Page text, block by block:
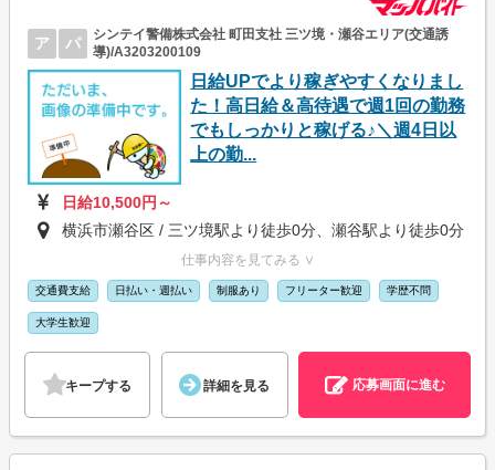
ア パ
シンテイ警備株式会社 町田支社 三ツ境・瀬谷エリア(交通誘
導)/A3203200109
日給UPでより稼ぎやすくなりまし
た！高日給＆高待遇で週1回の勤務
でもしっかりと稼げる♪＼週4日以
上の勤...
日給10,500円～
横浜市瀬谷区 / 三ツ境駅より徒歩0分、瀬谷駅より徒歩0分
仕事内容を見てみる ∨
交通費支給 日払い・週払い 制服あり フリーター歓迎 学歴不問
大学生歓迎
キープする 詳細を見る 応募画面に進む